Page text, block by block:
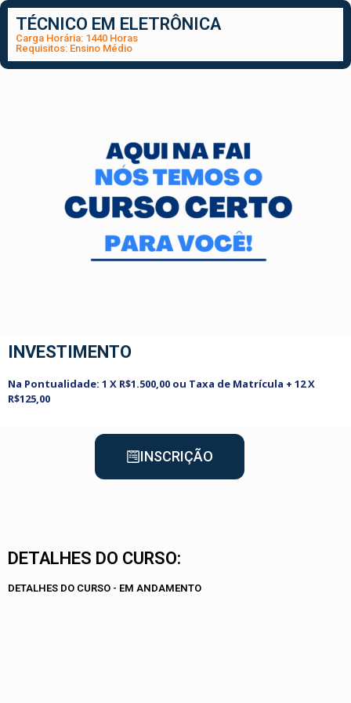
TÉCNICO EM ELETRÔNICA
Carga Horária: 1440 Horas
Requisitos: Ensino Médio
INVESTIMENTO
Na Pontualidade: 1 X R$1.500,00 ou Taxa de Matrícula + 12 X
R$125,00
INSCRIÇÃO
DETALHES DO CURSO:
DETALHES DO CURSO - EM ANDAMENTO